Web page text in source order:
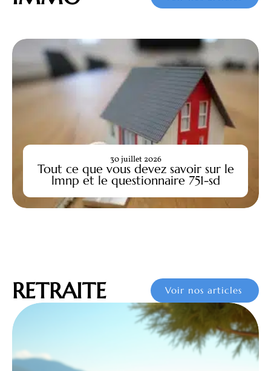
Tout ce que vous devez savoir sur le
lmnp et le questionnaire 751-sd
30 juillet 2026
RETRAITE Voir nos articles